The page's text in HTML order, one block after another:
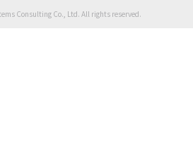
Consulting Co., Ltd. All rights reserved.